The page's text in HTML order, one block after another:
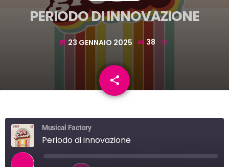
PERIODO DI INNOVAZIONE
today 23 GENNAIO 2025 38
share
email
Musical Factory
Periodo di innovazione